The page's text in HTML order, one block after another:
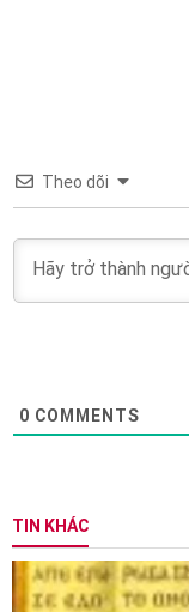
Theo dõi
0 COMMENTS
TIN KHÁC